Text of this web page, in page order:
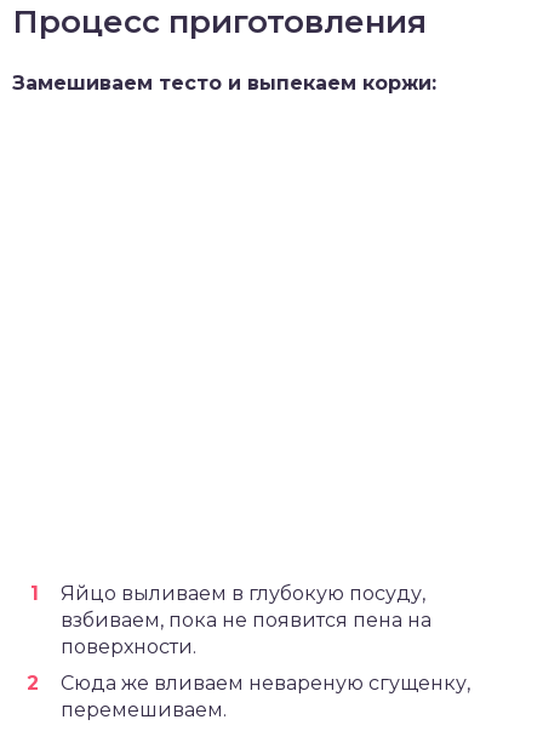
Процесс приготовления
Замешиваем тесто и выпекаем коржи:
Яйцо выливаем в глубокую посуду,
взбиваем, пока не появится пена на
поверхности.
Сюда же вливаем невареную сгущенку,
перемешиваем.